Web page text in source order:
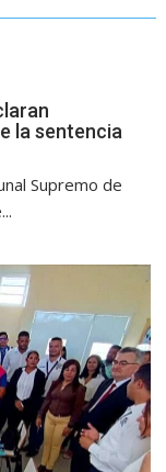
la sentencia
Supremo de